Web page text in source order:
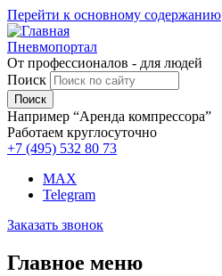
Перейти к основному содержанию
Пневмопортал
От профессионалов - для людей
Поиск
Например “Аренда компрессора”
Работаем круглосуточно
+7 (495) 532 80 73
MAX
Telegram
Заказать звонок
Главное меню